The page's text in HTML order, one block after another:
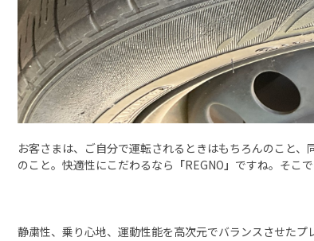
お客さまは、ご自分で運転されるときはもちろんのこと
のこと。快適性にこだわるなら 「REGNO」 ですね。そこ
静粛性、乗り心地、運動性能を高次元でバランスさせたプ